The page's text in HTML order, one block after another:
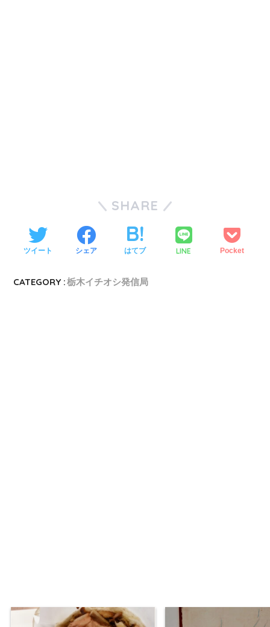
SHARE
ツイート シェア はてブ LINE Pocket
CATEGORY :栃木イチオシ発信局